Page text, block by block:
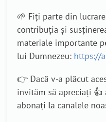
🌱 Fiți parte din
contribuția și
materiale importante
lui Dumnezeu: https://
👉 Dacă v-a plăcut
invităm să apreciați 👍
abonați la canalele